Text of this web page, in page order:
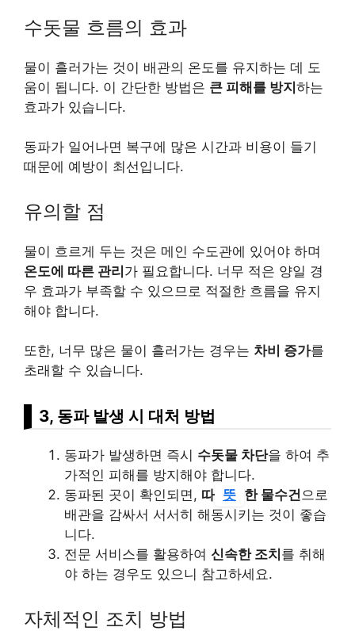
수돗물 흐름의 효과
물이 흘러가는 것이 배관의 온도를 유지하는 데 도
움이 됩니다. 이 간단한 방법은 큰 피해를 방지하는
효과가 있습니다.
동파가 일어나면 복구에 많은 시간과 비용이 들기
때문에 예방이 최선입니다.
유의할 점
물이 흐르게 두는 것은 메인 수도관에 있어야 하며
온도에 따른 관리가 필요합니다. 너무 적은 양일 경
우 효과가 부족할 수 있으므로 적절한 흐름을 유지
해야 합니다.
또한, 너무 많은 물이 흘러가는 경우는 차비 증가를
초래할 수 있습니다.
3, 동파 발생 시 대처 방법
동파가 발생하면 즉시 수돗물 차단을 하여 추
가적인 피해를 방지해야 합니다.
동파된 곳이 확인되면, 따 뜻 한 물수건으로
배관을 감싸서 서서히 해동시키는 것이 좋습
니다.
전문 서비스를 활용하여 신속한 조치 를 취해
야 하는 경우도 있으니 참고하세요.
자체적인 조치 방법